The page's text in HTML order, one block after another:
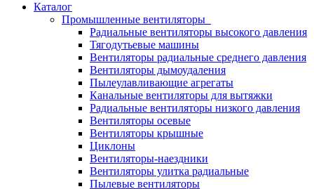
Каталог
Промышленные вентиляторы
Радиальные вентиляторы высокого давления
Тягодутьевые машины
Вентиляторы радиальные среднего давления
Вентиляторы дымоудаления
Пылеулавливающие агрегаты
Канальные вентиляторы для вытяжки
Радиальные вентиляторы низкого давления
Вентиляторы осевые
Вентиляторы крышные
Циклоны
Вентиляторы-наездники
Вентиляторы улитка радиальные
Пылевые вентиляторы